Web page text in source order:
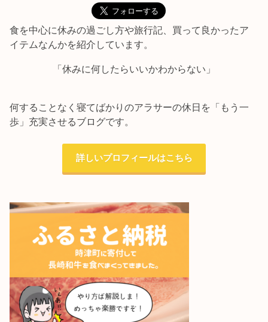
食を中心に休みの過ごし方や旅行記、買って良かったア
イテムなんかを紹介しています。
「休みに何したらいいかわからない」
何することなく寝てばかりのアラサーの休日を「もう一
歩」充実させるブログです。
詳しいプロフィールはこちら